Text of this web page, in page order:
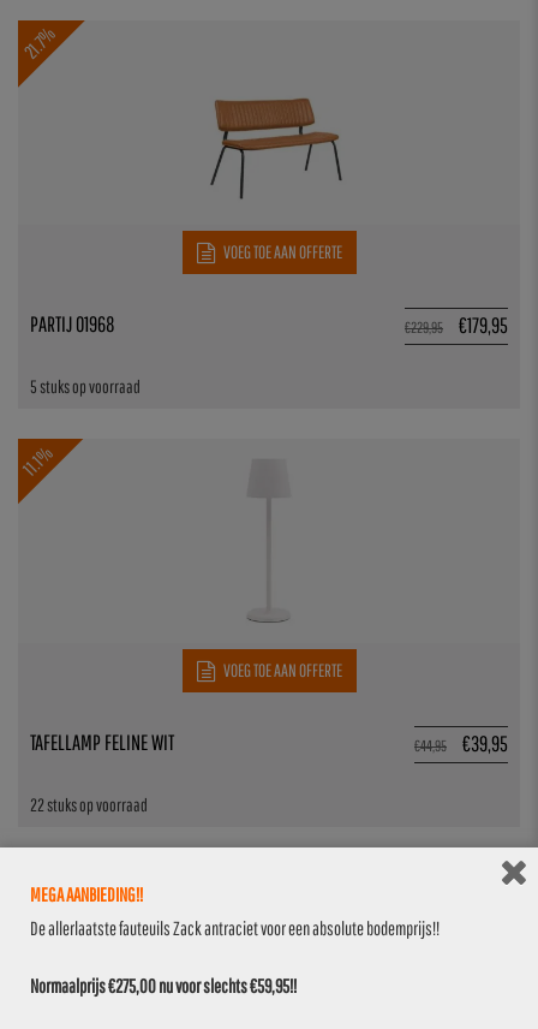
21.7%
VOEG TOE AAN OFFERTE
€229,95 €179,95
5 stuks op voorraad
PARTIJ 01968
11.1%
VOEG TOE AAN OFFERTE
€44,95 €39,95
22 stuks op voorraad
TAFELLAMP FELINE WIT
11.1%
MEGA AANBIEDING!!
De allerlaatste fauteuils Zack antraciet voor een absolute bodemprijs!!
Normaalprijs €275,00 nu voor slechts €59,95!!